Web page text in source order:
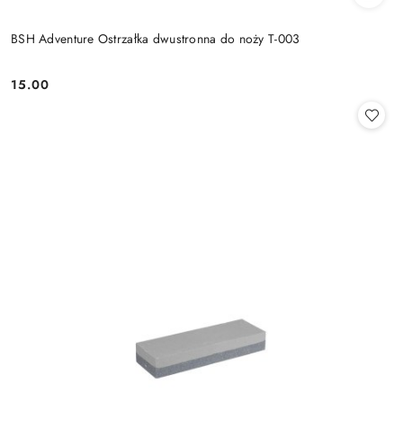
BSH Adventure Ostrzałka dwustronna do noży T-003
Cena:
15.00